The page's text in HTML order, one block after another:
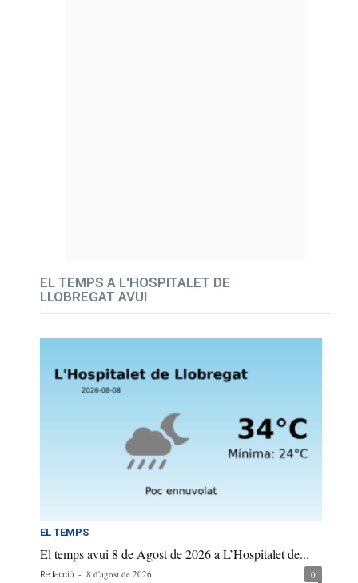
EL TEMPS A L'HOSPITALET DE
LLOBREGAT AVUI
EL TEMPS
El temps avui 8 de Agost de 2026 a L’Hospitalet de...
Redacció - 8 d'agost de 2026 0